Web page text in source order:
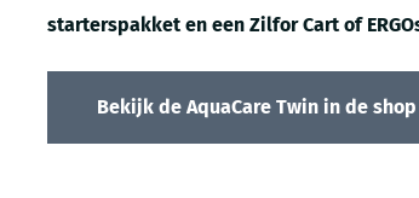
starterspakket en een Zilfor Cart of
Bekijk de AquaCare Twin in de shop